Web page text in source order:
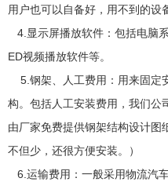
用户也可以自备好，用不到的设
4.显示屏播放软件：包括电脑
ED视频播放软件等。
5.钢架、人工费用：用来固定
构。包括人工安装费用，我们公
由厂家免费提供钢架结构设计图
不但少，还很方便安装。）
6.运输费用：一般采用物流汽